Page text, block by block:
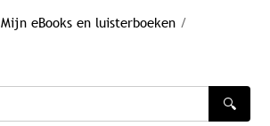
Mijn eBooks en luisterboeken /
🔍